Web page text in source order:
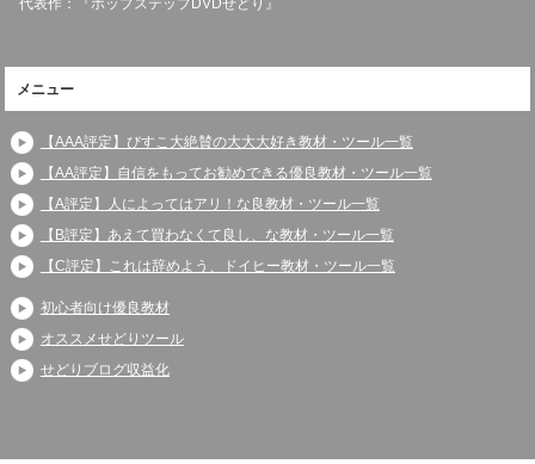
代表作：『ホップステップDVDせどり』
メニュー
【AAA評定】びすこ大絶賛の大大大好き教材・ツール一覧
【AA評定】自信をもってお勧めできる優良教材・ツール一覧
【A評定】人によってはアリ！な良教材・ツール一覧
【B評定】あえて買わなくて良し、な教材・ツール一覧
【C評定】これは辞めよう、ドイヒー教材・ツール一覧
初心者向け優良教材
オススメせどりツール
せどりブログ収益化